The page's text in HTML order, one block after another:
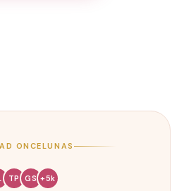
ONCELUNAS
TP GS +5k